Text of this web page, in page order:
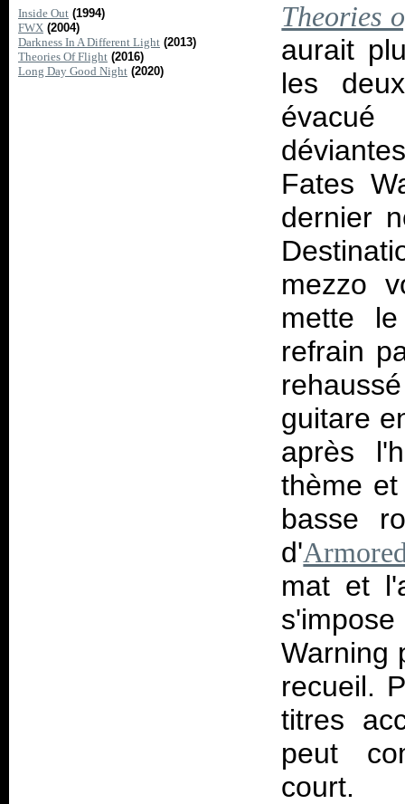
Inside Out (1994)
FWX (2004)
Darkness In A Different Light (2013)
Theories Of Flight (2016)
Long Day Good Night (2020)
Theories
aurait
les
Fates
dernier
mezzo
mette
refrain
guitare
après
thème
basse
d'
mat et
Warning
recueil.
titres
peut
court.